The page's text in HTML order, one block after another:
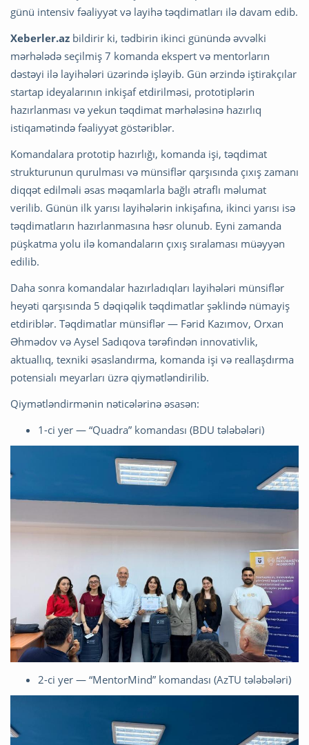
günü intensiv fəaliyyət və layihə təqdimatları ilə davam edib.
Xeberler.az bildirir ki, tədbirin ikinci günündə əvvəlki
mərhələdə seçilmiş 7 komanda ekspert və mentorların
dəstəyi ilə layihələri üzərində işləyib. Gün ərzində iştirakçılar
startap ideyalarının inkişaf etdirilməsi, prototiplərin
hazırlanması və yekun təqdimat mərhələsinə hazırlıq
istiqamətində fəaliyyət göstəriblər.
Komandalara prototip hazırlığı, komanda işi, təqdimat
strukturunun qurulması və münsiflər qarşısında çıxış zamanı
diqqət edilməli əsas məqamlarla bağlı ətraflı məlumat
verilib. Günün ilk yarısı layihələrin inkişafına, ikinci yarısı isə
təqdimatların hazırlanmasına həsr olunub. Eyni zamanda
püşkatma yolu ilə komandaların çıxış sıralaması müəyyən
edilib.
Daha sonra komandalar hazırladıqları layihələri münsiflər
heyəti qarşısında 5 dəqiqəlik təqdimatlar şəklində nümayiş
etdiriblər. Təqdimatlar münsiflər — Fərid Kazımov, Orxan
Əhmədov və Aysel Sadıqova tərəfindən innovativlik,
aktuallıq, texniki əsaslandırma, komanda işi və reallaşdırma
potensialı meyarları üzrə qiymətləndirilib.
Qiymətləndirmənin nəticələrinə əsasən:
1-ci yer — “Quadra” komandası (BDU tələbələri)
2-ci yer — “MentorMind” komandası (AzTU tələbələri)